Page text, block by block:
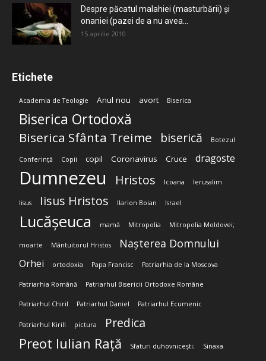
Despre păcatul malahiei (masturbării) şi
onaniei (pazei de a nu avea...
15 aprilie 2010
Etichete
Academia de Teologie Anul nou avort Biserica
Biserica Ortodoxă
Biserica Sfânta Treime biserică Botezul
Conferință Copii copil Coronavirus Cruce dragoste
Dumnezeu Hristos Icoana Ierusalim
Iisus Iisus Hristos Ilarion Boian Israel
Lucășeuca mamă Mitropolia Mitropolia Moldovei;
moarte Mântuitorul Hristos Nașterea Domnului
Orhei ortodoxia Papa Francisc Patriarhia de la Moscova
Patriarhia Română Patriarhul Bisericii Ortodoxe Române
Patriarhul Chiril Patriarhul Daniel Patriarhul Ecumenic
Patriarhul Kirill pictura Predica
Preot Iulian Rață Sfaturi duhovnicești; Sinaxa